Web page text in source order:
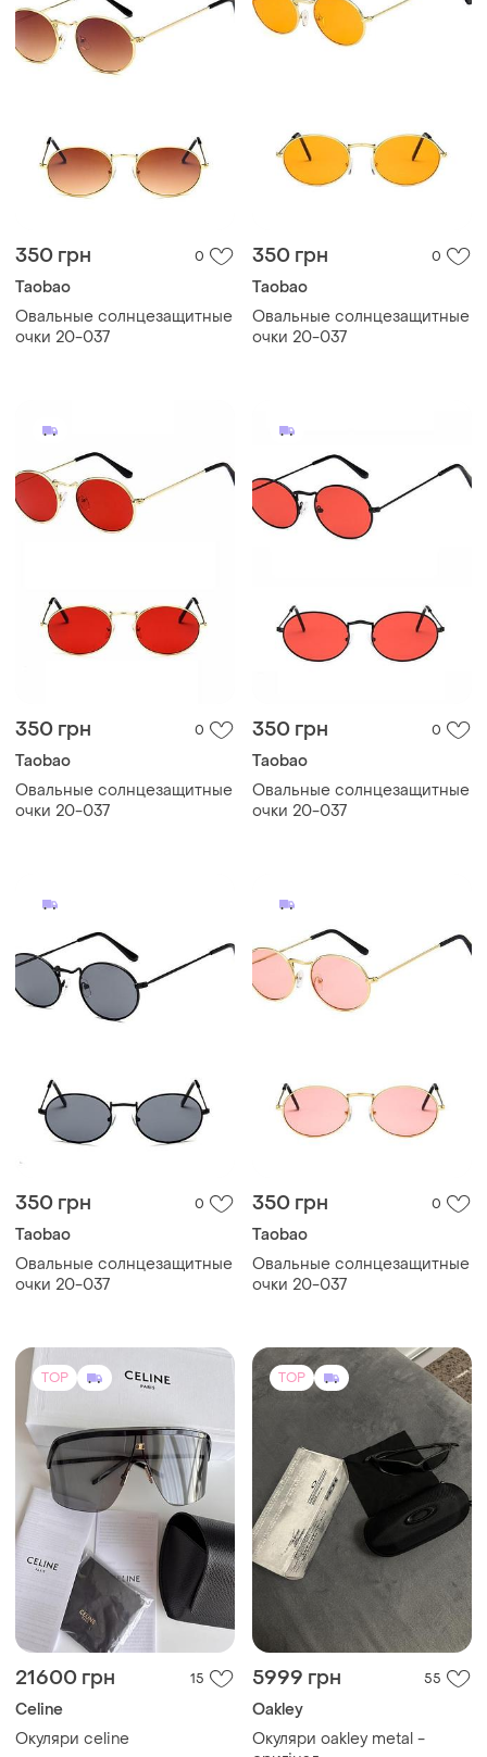
350 грн 0
Taobao
Овальные солнцезащитные
очки 20-037
350 грн 0
Taobao
Овальные солнцезащитные
очки 20-037
350 грн 0
Taobao
Овальные солнцезащитные
очки 20-037
350 грн 0
Taobao
Овальные солнцезащитные
очки 20-037
350 грн 0
Taobao
Овальные солнцезащитные
очки 20-037
350 грн 0
Taobao
Овальные солнцезащитные
очки 20-037
TOP
21600 грн 15
Celine
Окуляри celine
TOP
5999 грн 55
Oakley
Окуляри oakley metal -